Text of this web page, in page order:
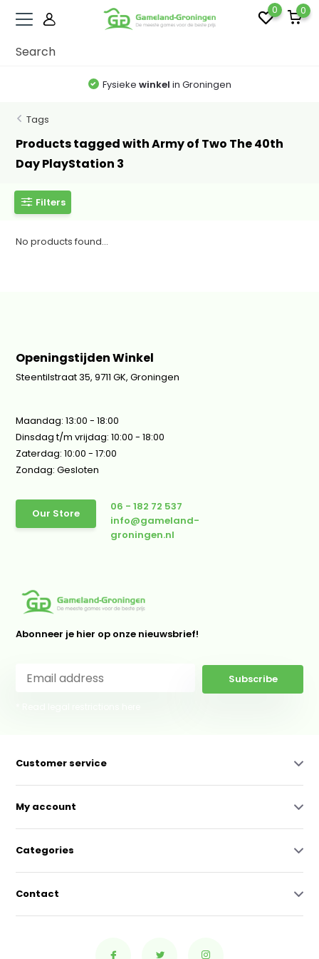
0 0
Fysieke winkel in Groningen
Tags
Products tagged with Army of Two The 40th
Day PlayStation 3
Filters
No products found...
Openingstijden Winkel
Steentilstraat 35, 9711 GK, Groningen
Maandag: 13:00 - 18:00
Dinsdag t/m vrijdag: 10:00 - 18:00
Zaterdag: 10:00 - 17:00
Zondag: Gesloten
Our Store
06 - 182 72 537
info@gameland-
groningen.nl
Abonneer je hier op onze nieuwsbrief!
Subscribe
Customer service
My account
Categories
Contact